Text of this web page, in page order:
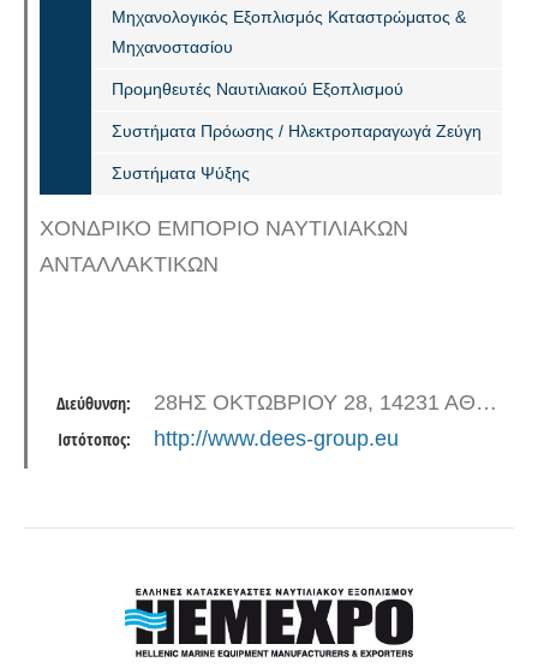
Μηχανολογικός Εξοπλισμός Καταστρώματος &
Μηχανοστασίου
Προμηθευτές Ναυτιλιακού Εξοπλισμού
Συστήματα Πρόωσης / Ηλεκτροπαραγωγά Ζεύγη
Συστήματα Ψύξης
ΧΟΝΔΡΙΚΟ ΕΜΠΟΡΙΟ ΝΑΥΤΙΛΙΑΚΩΝ
ΑΝΤΑΛΛΑΚΤΙΚΩΝ
Διεύθυνση: 28ΗΣ ΟΚΤΩΒΡΙΟΥ 28, 14231 ΑΘΗΝΑ
Ιστότοπος: http://www.dees-group.eu